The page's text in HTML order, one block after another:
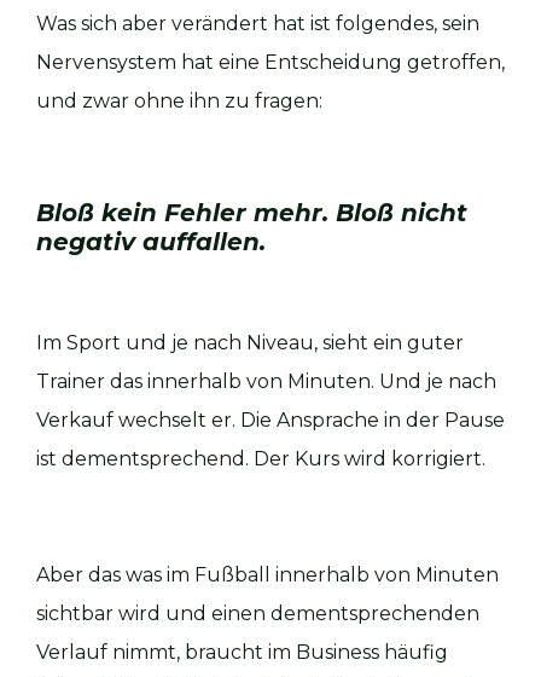
Was sich aber verändert hat ist folgendes, sein
Nervensystem hat eine Entscheidung getroffen,
und zwar ohne ihn zu fragen:
Bloß kein Fehler mehr. Bloß nicht
negativ auffallen.
Im Sport und je nach Niveau, sieht ein guter
Trainer das innerhalb von Minuten. Und je nach
Verkauf wechselt er. Die Ansprache in der Pause
ist dementsprechend. Der Kurs wird korrigiert.
Aber das was im Fußball innerhalb von Minuten
sichtbar wird und einen dementsprechenden
Verlauf nimmt, braucht im Business häufig